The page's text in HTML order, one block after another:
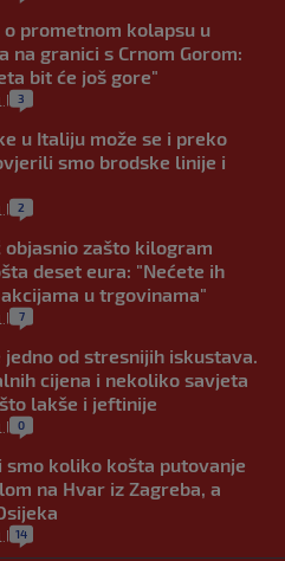
o prometnom kolapsu u
na granici s Crnom Gorom:
bit će još gore"
3
u Italiju može se i preko
smo brodske linije i
2
objasnio zašto kilogram
deset eura: "Nećete ih
u trgovinama"
7
jedno od stresnijih iskustava.
cijena i nekoliko savjeta
lakše i jeftinije
0
smo koliko košta putovanje
na Hvar iz Zagreba, a
14